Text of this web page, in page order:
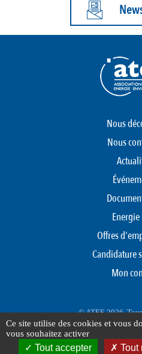
Nous
Nous
Energie
Offres
Candidature
Mon
© ATEE 2026.
FOOTER
Protection des données personnelles
Ce site utilise des cookies et vous
vous souhaitez activer
Tout accepter Tout